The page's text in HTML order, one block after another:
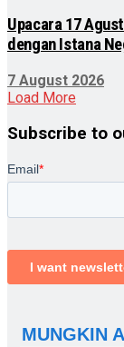
Upacara 17
dengan Istana
7 August 2026
Load More
Subscribe to